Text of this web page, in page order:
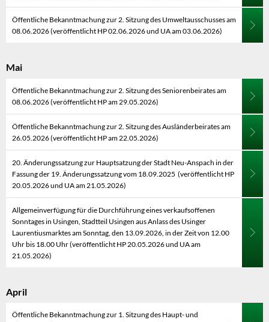
Öffentliche Bekanntmachung zur 2. Sitzung des Umweltausschusses am
08.06.2026 (veröffentlicht HP 02.06.2026 und UA am 03.06.2026)
Mai
Öffentliche Bekanntmachung zur 2. Sitzung des Seniorenbeirates am
08.06.2026 (veröffentlicht HP am 29.05.2026)
Öffentliche Bekanntmachung zur 2. Sitzung des Ausländerbeirates am
26.05.2026 (veröffentlicht HP am 22.05.2026)
20. Änderungssatzung zur Hauptsatzung der Stadt Neu-Anspach in der
Fassung der 19. Änderungssatzung vom 18.09.2025 (veröffentlicht HP
20.05.2026 und UA am 21.05.2026)
Allgemeinverfügung für die Durchführung eines verkaufsoffenen
Sonntages in Usingen, Stadtteil Usingen aus Anlass des Usinger
Laurentiusmarktes am Sonntag, den 13.09.2026, in der Zeit von 12.00
Uhr bis 18.00 Uhr (veröffentlicht HP 20.05.2026 und UA am
21.05.2026)
April
Öffentliche Bekanntmachung zur 1. Sitzung des Haupt- und